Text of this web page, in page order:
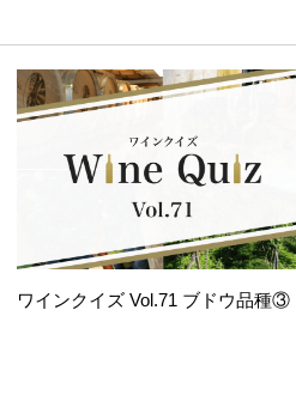
ワインクイズ Vol.71 ブドウ品種③